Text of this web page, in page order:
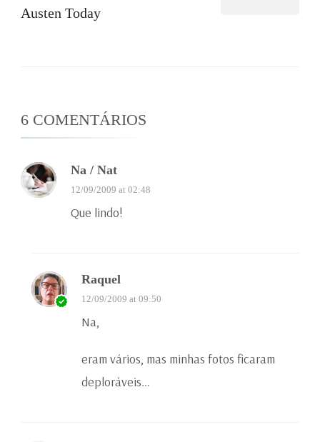
Austen Today
6 COMENTÁRIOS
Na / Nat
12/09/2009 at 02:48
Que lindo!
Raquel
12/09/2009 at 09:50
Na,
eram vários, mas minhas fotos ficaram
deploráveis…